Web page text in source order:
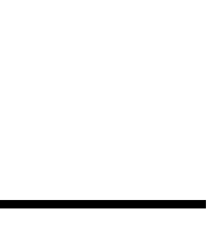
พักฟื้น